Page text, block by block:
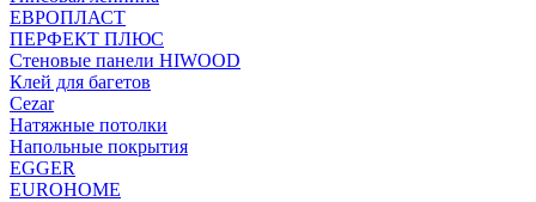
ЕВРОПЛАСТ
ПЕРФЕКТ ПЛЮС
Стеновые панели HIWOOD
Клей для багетов
Cezar
Натяжные потолки
Напольные покрытия
EGGER
EUROHOME